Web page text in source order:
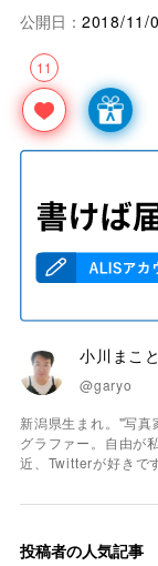
11
公開日： 2018/11/
小川まこと
@garyo
新潟県生まれ。"写
グラファー。自由が
近、Twitterが好きで
投稿者の人気記事